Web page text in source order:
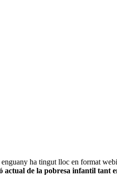
ha tingut lloc en format
actual de la pobresa infantil tant